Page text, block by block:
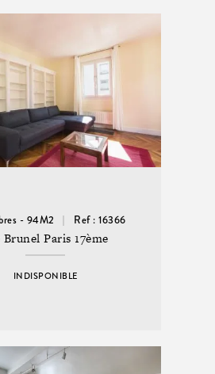
- 94M2 Ref : 16366
Brunel Paris 17ème
INDISPONIBLE